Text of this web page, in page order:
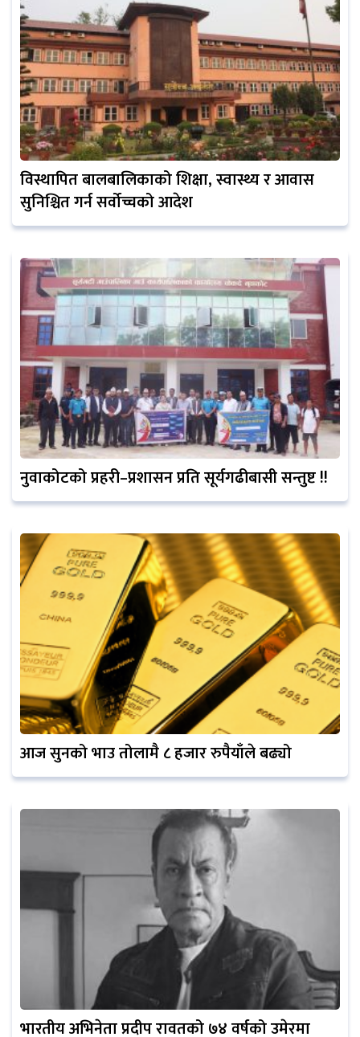
विस्थापित बालबालिकाको शिक्षा, स्वास्थ्य र आवास
सुनिश्चित गर्न सर्वोच्चको आदेश
नुवाकोटको प्रहरी–प्रशासन प्रति सूर्यगढीबासी सन्तुष्ट !!
आज सुनको भाउ तोलामै ८ हजार रुपैयाँले बढ्यो
भारतीय अभिनेता प्रदीप रावतको ७४ वर्षको उमेरमा